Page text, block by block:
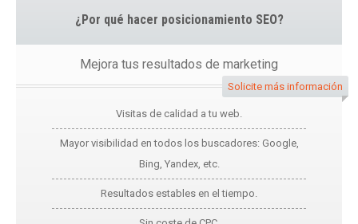
¿Por qué hacer posicionamiento SEO?
Mejora tus resultados de marketing
Solicite más información
Visitas de calidad a tu web.
Mayor visibilidad en todos los buscadores: Google,
Bing, Yandex, etc.
Resultados estables en el tiempo.